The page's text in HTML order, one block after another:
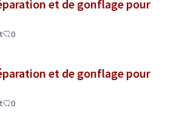
et de gonflage pour
0
et de gonflage pour
0